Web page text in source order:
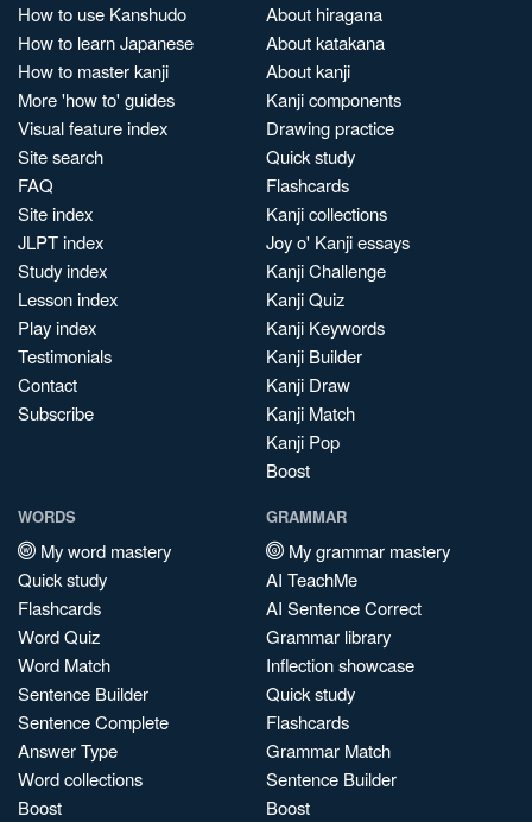
How to use Kanshudo
How to learn Japanese
How to master kanji
More 'how to' guides
Visual feature index
Site search
FAQ
Site index
JLPT index
Study index
Lesson index
Play index
Testimonials
Contact
Subscribe
About hiragana
About katakana
About kanji
Kanji components
Drawing practice
Quick study
Flashcards
Kanji collections
Joy o' Kanji essays
Kanji Challenge
Kanji Quiz
Kanji Keywords
Kanji Builder
Kanji Draw
Kanji Match
Kanji Pop
Boost
WORDS
My word mastery
Quick study
Flashcards
Word Quiz
Word Match
Sentence Builder
Sentence Complete
Answer Type
Word collections
Boost
GRAMMAR
My grammar mastery
AI TeachMe
AI Sentence Correct
Grammar library
Inflection showcase
Quick study
Flashcards
Grammar Match
Sentence Builder
Boost